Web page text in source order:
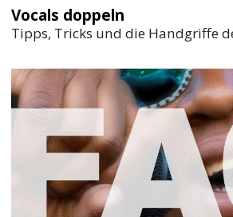
Vocals doppeln
Tipps, Tricks und die Handgriffe